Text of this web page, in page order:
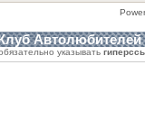
Автолюбителей
указывать